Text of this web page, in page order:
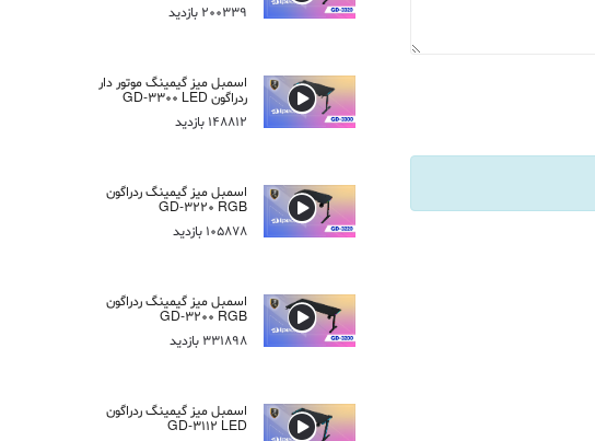
200339 بازدید
اسمبل میز گیمینگ موتور دار
ردراگون GD-3300 LED
148812 بازدید
اسمبل میز گیمینگ ردراگون
GD-3220 RGB
105878 بازدید
اسمبل میز گیمینگ ردراگون
GD-3200 RGB
331898 بازدید
اسمبل میز گیمینگ ردراگون
GD-3112 LED